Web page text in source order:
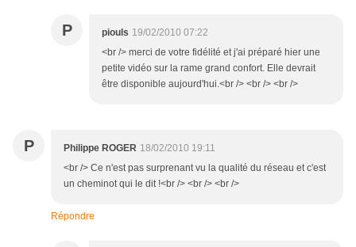
P piouls 19/02/2010 07:22
<br /> merci de votre fidélité et j'ai préparé hier une
petite vidéo sur la rame grand confort. Elle devrait
être disponible aujourd'hui.<br /> <br /> <br />
P Philippe ROGER 18/02/2010 19:11
<br /> Ce n'est pas surprenant vu la qualité du réseau et c'est
un cheminot qui le dit !<br /> <br /> <br />
Répondre